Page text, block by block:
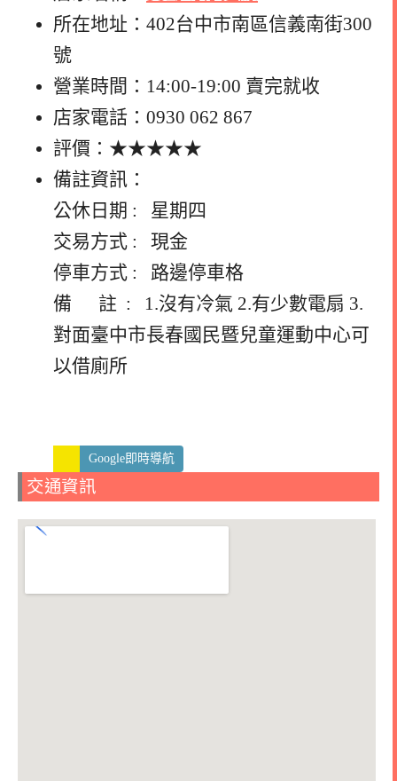
所在地址：402台中市南區信義南街300
號
營業時間：14:00-19:00 賣完就收
店家電話：0930 062 867
評價：★★★★★
備註資訊：
公休日期 : 星期四
交易方式 : 現金
停車方式 : 路邊停車格
備 註 : 1.沒有冷氣 2.有少數電扇 3.
對面臺中市長春國民暨兒童運動中心可
以借廁所
Google即時導航
交通資訊